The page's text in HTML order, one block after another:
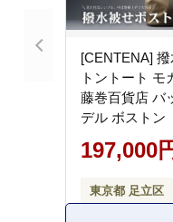
[CENTENA]
トントート モ
藤巻百貨店 バ
デル ボストン
ク CENTENA
[1440]
197,000
東京都 足立区